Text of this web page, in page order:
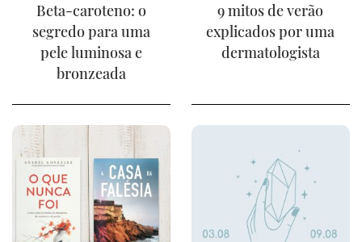
Beta-caroteno: o
segredo para uma
pele luminosa e
bronzeada
9 mitos de verão
explicados por uma
dermatologista